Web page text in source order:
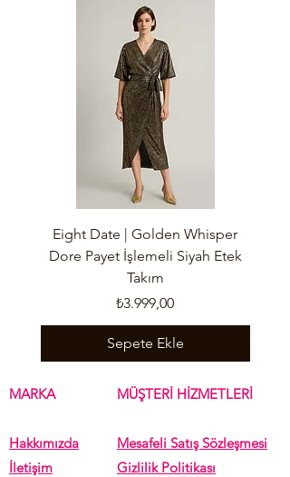
Eight Date | Golden Whisper
Dore Payet İşlemeli Siyah Etek
Takım
Fiyat
₺3.999,00
Sepete Ekle
MARKA
Hakkımızda
İletişim
MÜŞTERİ HİZMETLERİ
Mesafeli Satış Sözleşmesi
Gizlilik Politikası